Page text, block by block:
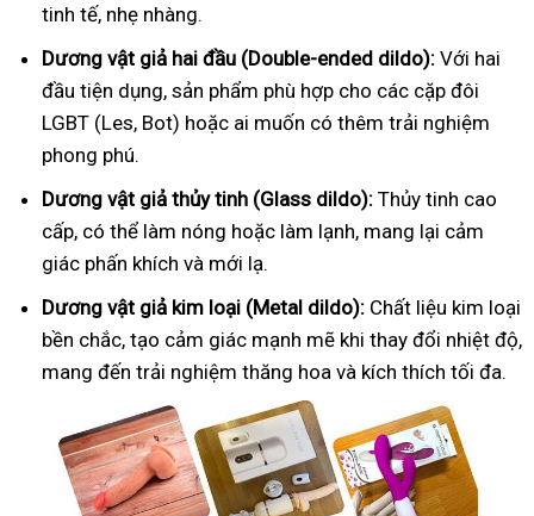
tinh tế, nhẹ nhàng.
Dương vật giả hai đầu (Double-ended dildo): Với hai
đầu tiện dụng, sản phẩm phù hợp cho các cặp đôi
LGBT (Les, Bot) hoặc ai muốn có thêm trải nghiệm
phong phú.
Dương vật giả thủy tinh (Glass dildo): Thủy tinh cao
cấp, có thể làm nóng hoặc làm lạnh, mang lại cảm
giác phấn khích và mới lạ.
Dương vật giả kim loại (Metal dildo): Chất liệu kim loại
bền chắc, tạo cảm giác mạnh mẽ khi thay đổi nhiệt độ,
mang đến trải nghiệm thăng hoa và kích thích tối đa.